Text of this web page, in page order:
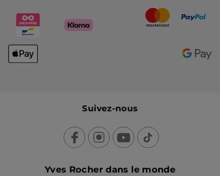
Suivez-nous
Yves Rocher dans le monde